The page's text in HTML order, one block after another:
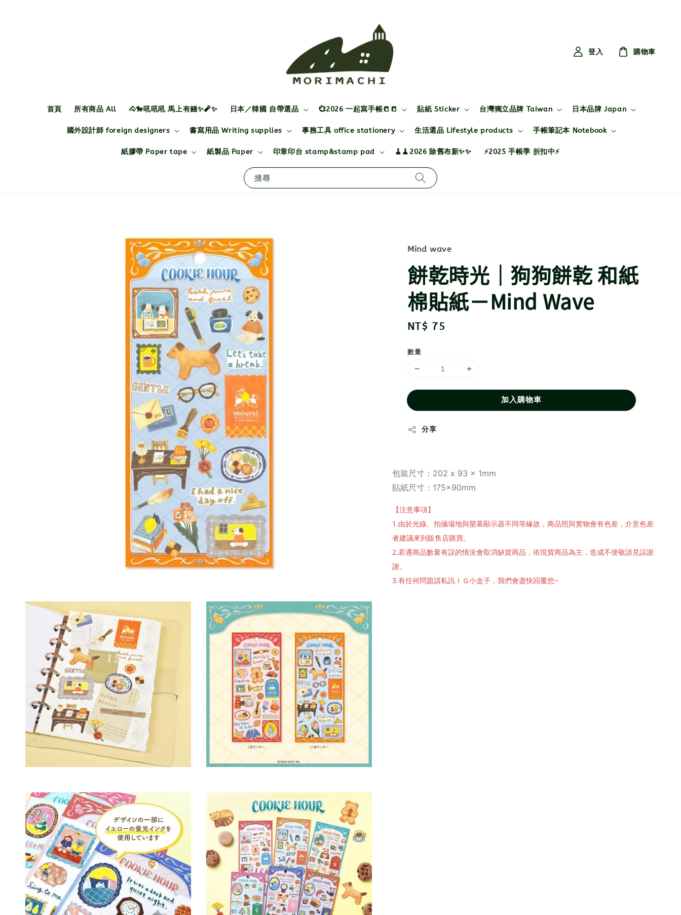
搜尋
首頁 所有商品 All 🐴🐎吼吼吼 馬上有錢✨🧨✨ 日本／韓國 自帶選品 💞2026 一起寫手帳📒📒 貼紙 Sticker 台灣獨立品牌 Taiwan 日本品牌 Japan
國外設計師 foreign designers 書寫用品 Writing supplies 事務工具 office stationery 生活選品 Lifestyle products 手帳筆記本 Notebook
紙膠帶 Paper tape 紙製品 Paper 印章印台 stamp&stamp pad 🧹🧹2026 除舊布新✨✨ ⚡2025 手帳季 折扣中⚡
登入 購物車
Mind wave
餅乾時光｜狗狗餅乾 和紙
棉貼紙－Mind Wave
Regular
NT$ 75
數量
加入購物車
分享
包裝尺寸：202 x 93 x 1mm
貼紙尺寸：175×90mm
【注意事項】
1.由於光線、拍攝場地與螢幕顯示器不同等緣故，商品照與實物會有色差，介意色差
者建議來到販售店購買。
2.若遇商品數量有誤的情況會取消缺貨商品，依現貨商品為主，造成不便敬請見諒謝
謝。
3.有任何問題請私訊ＩＧ小盒子，我們會盡快回覆您~